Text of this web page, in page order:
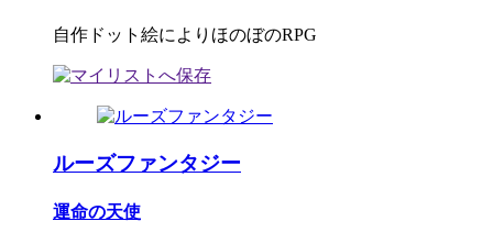
自作ドット絵によりほのぼのRPG
ルーズファンタジー
運命の天使